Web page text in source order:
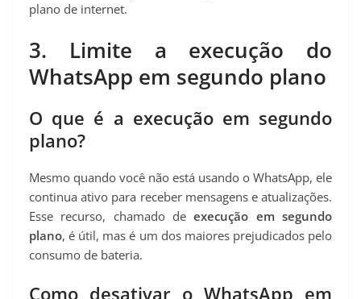
plano de internet.
3. Limite a execução do
WhatsApp em segundo plano
O que é a execução em segundo
plano?
Mesmo quando você não está usando o WhatsApp, ele
continua ativo para receber mensagens e atualizações.
Esse recurso, chamado deexecução em segundo
plano, é útil, mas é um dos maiores prejudicados pelo
consumo de bateria.
Como desativar o WhatsApp em